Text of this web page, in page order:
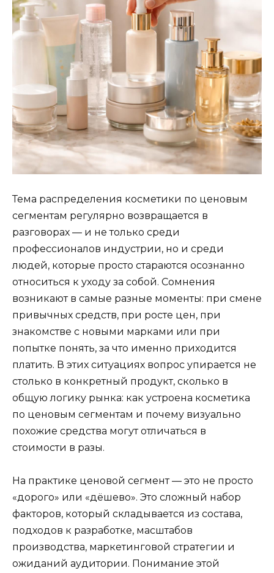
Тема распределения косметики по ценовым
сегментам регулярно возвращается в
разговорах — и не только среди
профессионалов индустрии, но и среди
людей, которые просто стараются осознанно
относиться к уходу за собой. Сомнения
возникают в самые разные моменты: при смене
привычных средств, при росте цен, при
знакомстве с новыми марками или при
попытке понять, за что именно приходится
платить. В этих ситуациях вопрос упирается не
столько в конкретный продукт, сколько в
общую логику рынка: как устроена косметика
по ценовым сегментам и почему визуально
похожие средства могут отличаться в
стоимости в разы.
На практике ценовой сегмент — это не просто
«дорого» или «дёшево». Это сложный набор
факторов, который складывается из состава,
подходов к разработке, масштабов
производства, маркетинговой стратегии и
ожиданий аудитории. Понимание этой